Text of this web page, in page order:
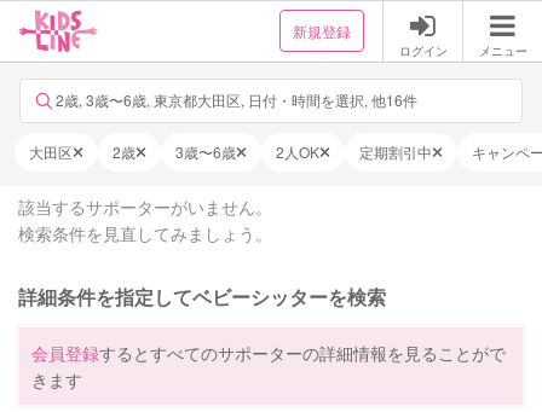
新規登録
ログイン メニュー
2歳, 3歳〜6歳, 東京都大田区, 日付・時間を選択, 他16件
大田区 2歳 3歳〜6歳 2人OK 定期割引中 キャンペ
該当するサポーターがいません。
検索条件を見直してみましょう。
詳細条件を指定してベビーシッターを検索
会員登録するとすべてのサポーターの詳細情報を見ることがで
きます